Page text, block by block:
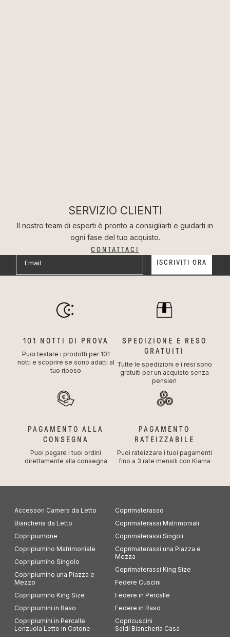
SERVIZIO CLIENTI
Il nostro team di esperti è pronto a consigliarti e guidarti in
ogni fase del tuo acquisto.
CONTATTACI
Iscriviti alla nostra Newsletter e ricevi subito uno sconto
Email
ISCRIVITI ORA
101 NOTTI DI PROVA
Puoi testare i prodotti per 101
notti e scoprire se sono adatti al
tuo riposo
SPEDIZIONE E RESO
GRATUITI
Tutte le spedizioni e i resi sono
gratuiti per un acquisto senza
pensieri
PAGAMENTO ALLA
CONSEGNA
Puoi pagare i tuoi ordini
direttamente alla consegna
PAGAMENTO
RATEIZZABILE
Puoi rateizzare i tuoi pagamenti
fino a 3 rate mensili con Klarna
Accessori Camera da Letto
Biancheria da Letto
Copripiumone
Copripiumino Matrimoniale
Copripiumino Singolo
Copripiumino una Piazza e
Mezzo
Copripiumino King Size
Copripiumini in Raso
Copripiumini in Percalle
Coprimaterasso
Coprimaterassi Matrimoniali
Coprimaterassi Singoli
Coprimaterassi una Piazza e
Mezza
Coprimaterassi King Size
Federe Cuscini
Federe in Percalle
Federe in Raso
Copricuscini
Lenzuola Letto in Cotone
Saldi Biancheria Casa